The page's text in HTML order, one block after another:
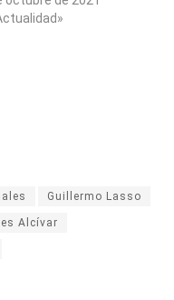
Guillermo Lasso
Alcívar